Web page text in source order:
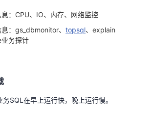
： CPU、 IO、内存、网络监控
： gs_dbmonitor、 topsql、 explain
业务探针
务SQL 在早上运行快，晚上运行慢。